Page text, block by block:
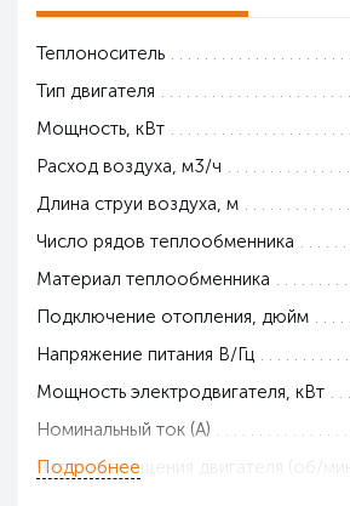
Теплоноситель
Тип двигателя
Мощность, кВт
Расход воздуха, м3/ч
Длина струи воздуха, м
Число рядов теплообменника
Материал теплообменника
Подключение отопления, дюйм
Напряжение питания В/Гц
Мощность электродвигателя, кВт
Номинальный ток (А)
Частота вращения двигателя (об/мин)
Подробнее